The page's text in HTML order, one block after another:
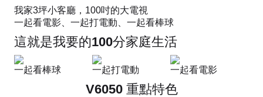
我家3坪小客廳，100吋的大電視​
一起看電影、一起打電動、一起看棒球​​
這就是我要的100分家庭生活​
一起看棒球 一起打電動 一起看電影
V6050 重點特色